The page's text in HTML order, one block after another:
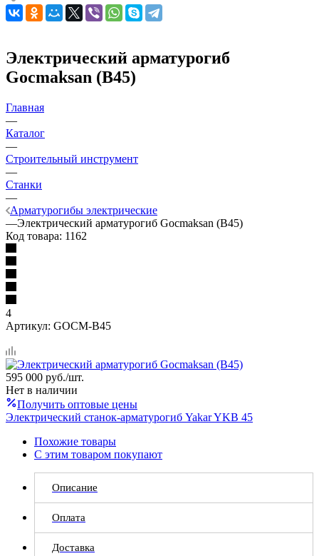
Электрический арматурогиб
Gocmaksan (B45)
Главная
—
Каталог
—
Строительный инструмент
—
Станки
—
Арматурогибы электрические
—Электрический арматурогиб Gocmaksan (B45)
Код товара: 1162
4
Артикул: GOCM-B45
595 000 руб./шт.
Нет в наличии
Получить оптовые цены
Электрический станок-арматурогиб Yakar YKB 45
Похожие товары
С этим товаром покупают
Описание
Оплата
Доставка